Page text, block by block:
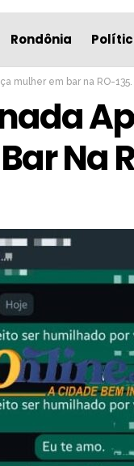
Rondônia
mulher em bar na RO-135.
Na